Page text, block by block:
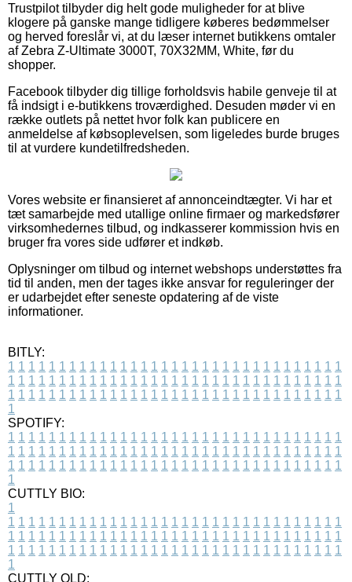
Trustpilot tilbyder dig helt gode muligheder for at blive
klogere på ganske mange tidligere køberes bedømmelser
og herved foreslår vi, at du læser internet butikkens omtaler
af Zebra Z-Ultimate 3000T, 70X32MM, White, før du
shopper.
Facebook tilbyder dig tillige forholdsvis habile genveje til at
få indsigt i e-butikkens troværdighed. Desuden møder vi en
række outlets på nettet hvor folk kan publicere en
anmeldelse af købsoplevelsen, som ligeledes burde bruges
til at vurdere kundetilfredsheden.
Vores website er finansieret af annonceindtægter. Vi har et
tæt samarbejde med utallige online firmaer og markedsfører
virksomhedernes tilbud, og indkasserer kommission hvis en
bruger fra vores side udfører et indkøb.
Oplysninger om tilbud og internet webshops understøttes fra
tid til anden, men der tages ikke ansvar for reguleringer der
er udarbejdet efter seneste opdatering af de viste
informationer.
BITLY:
1 1 1 1 1 1 1 1 1 1 1 1 1 1 1 1 1 1 1 1 1 1 1 1 1 1 1 1 1 1 1 1 1
1 1 1 1 1 1 1 1 1 1 1 1 1 1 1 1 1 1 1 1 1 1 1 1 1 1 1 1 1 1 1 1 1
1 1 1 1 1 1 1 1 1 1 1 1 1 1 1 1 1 1 1 1 1 1 1 1 1 1 1 1 1 1 1 1 1
1
SPOTIFY:
1 1 1 1 1 1 1 1 1 1 1 1 1 1 1 1 1 1 1 1 1 1 1 1 1 1 1 1 1 1 1 1 1
1 1 1 1 1 1 1 1 1 1 1 1 1 1 1 1 1 1 1 1 1 1 1 1 1 1 1 1 1 1 1 1 1
1 1 1 1 1 1 1 1 1 1 1 1 1 1 1 1 1 1 1 1 1 1 1 1 1 1 1 1 1 1 1 1 1
1
CUTTLY BIO:
1
1 1 1 1 1 1 1 1 1 1 1 1 1 1 1 1 1 1 1 1 1 1 1 1 1 1 1 1 1 1 1 1 1
1 1 1 1 1 1 1 1 1 1 1 1 1 1 1 1 1 1 1 1 1 1 1 1 1 1 1 1 1 1 1 1 1
1 1 1 1 1 1 1 1 1 1 1 1 1 1 1 1 1 1 1 1 1 1 1 1 1 1 1 1 1 1 1 1 1
1
CUTTLY OLD: